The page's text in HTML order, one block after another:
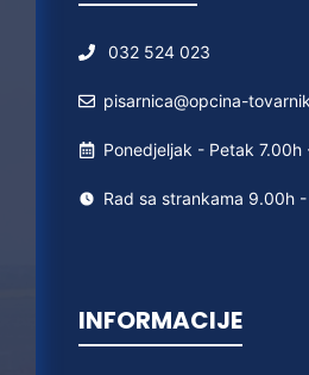
032 524 023
pisarnica@opcina-
Ponedjeljak - Petak 7.00h
Rad sa strankama 9.00h
INFORMACIJE